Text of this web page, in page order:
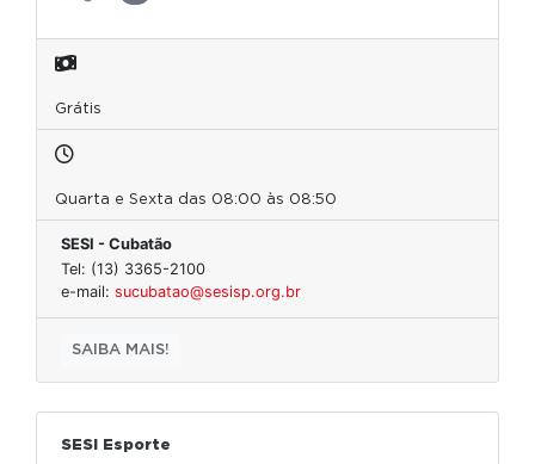
Grátis
Quarta e Sexta das 08:00 às 08:50
SESI - Cubatão
Tel: (13) 3365-2100
e-mail: sucubatao@sesisp.org.br
SAIBA MAIS!
SESI Esporte